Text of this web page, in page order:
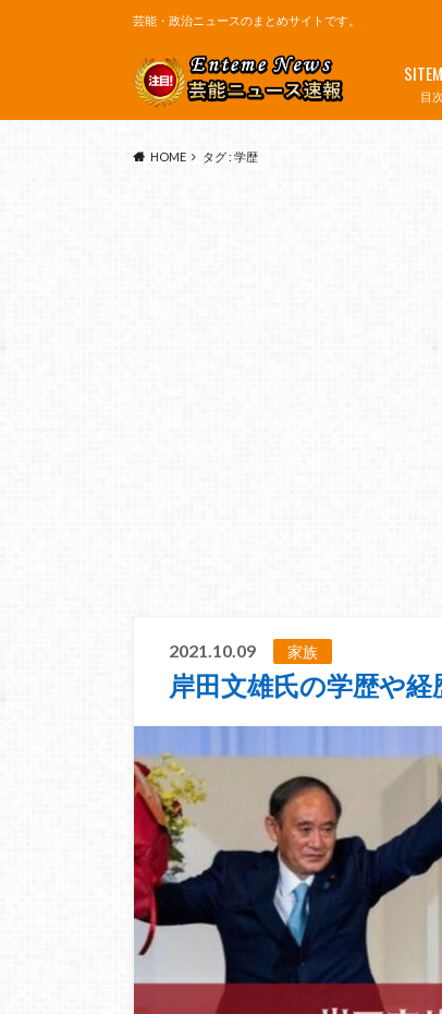
芸能・政治ニュースのまとめサイトです。
目次
HOME タグ : 学歴
2021.10.09 家族
岸田文雄氏の学歴や